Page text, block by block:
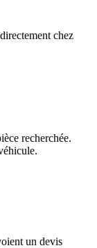
chez
recherchée.
un devis